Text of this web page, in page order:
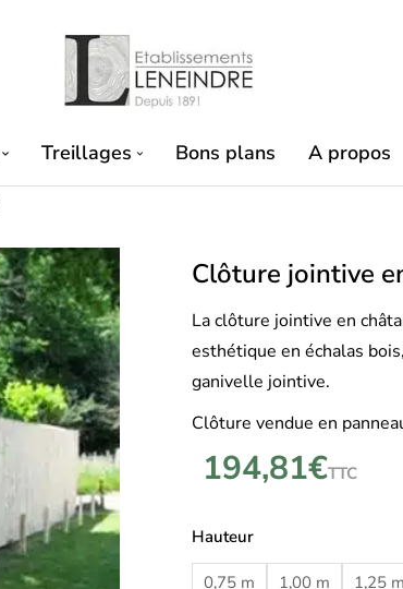
Treillages Bons plans A propos
Clôture jointive
La clôture jointive en
esthétique en échalas
ganivelle jointive.
Clôture vendue en
194,81€TTC
Hauteur
0,75 m 1,00 m 1,25 m